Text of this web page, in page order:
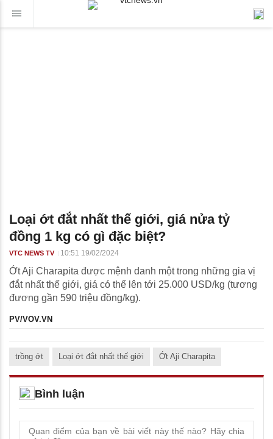
Loại ớt đắt nhất thế giới, giá nửa tỷ
đồng 1 kg có gì đặc biệt?
VTC NEWS TV 10:51 19/02/2024
Ớt Aji Charapita được mệnh danh một trong những gia vị
đắt nhất thế giới, giá có thể lên tới 25.000 USD/kg (tương
đương gần 590 triệu đồng/kg).
PV/VOV.VN
trồng ớt Loại ớt đắt nhất thế giới Ớt Aji Charapita
Bình luận